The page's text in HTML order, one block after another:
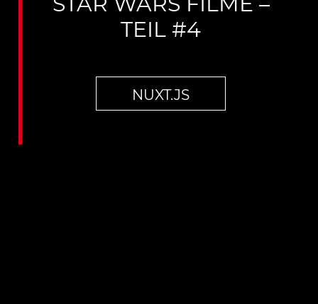
TEIL #4
NUXT.JS